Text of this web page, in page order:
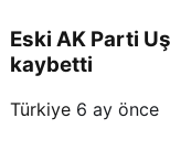
Eski AK Parti
kaybetti
Türkiye 6 ay önce